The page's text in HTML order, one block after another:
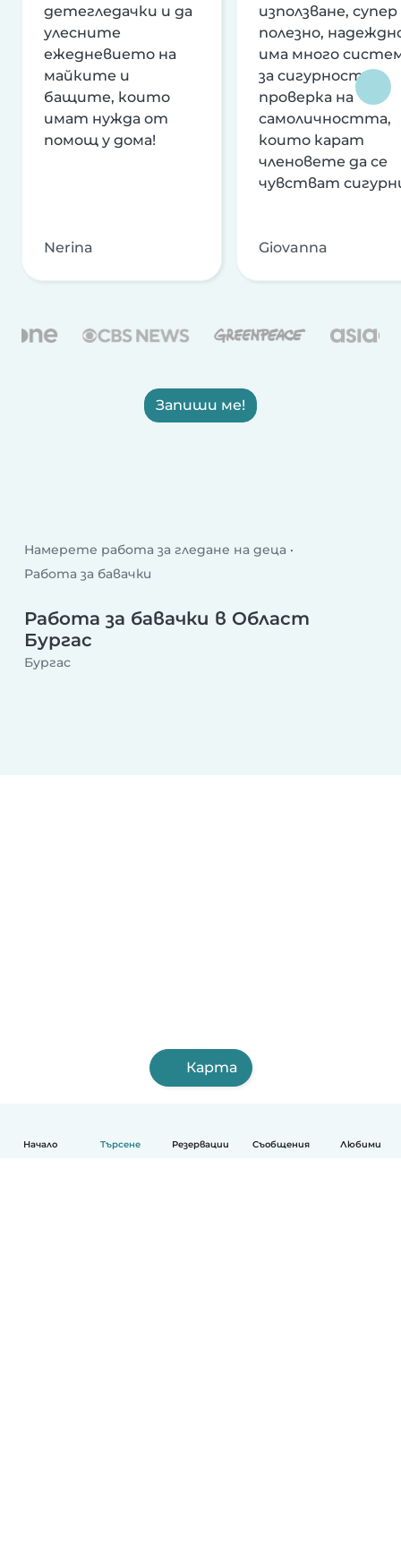
Начало Търсене Резервации Съобщения Любими
детегледачки и да
улесните
ежедневието на
майките и
бащите, които
имат нужда от
помощ у дома!
Nerina
използване, супер
полезно,
има много
за сигурност и
проверка на
самоличността,
които карат
членовете да се
чувстват
Giovanna
Запиши ме!
Намерете работа за гледане на деца
Работа за бавачки
Работа за бавачки в Област
Бургас
Бургас
Карта